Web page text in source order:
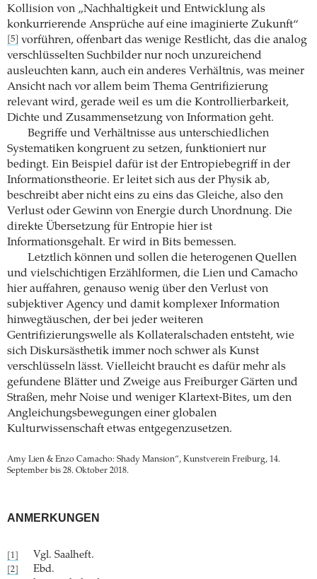
Kollision von „Nachhaltigkeit und Entwicklung als
konkurrierende Ansprüche auf eine imaginierte Zukunft“
[5]
vorführen, offenbart das wenige Restlicht, das die analog
verschlüsselten Suchbilder nur noch unzureichend
ausleuchten kann, auch ein anderes Verhältnis, was meiner
Ansicht nach vor allem beim Thema Gentrifizierung
relevant wird, gerade weil es um die Kontrollierbarkeit,
Dichte und Zusammensetzung von Information geht.
Begriffe und Verhältnisse aus unterschiedlichen
Systematiken kongruent zu setzen, funktioniert nur
bedingt. Ein Beispiel dafür ist der Entropiebegriff in der
Informationstheorie. Er leitet sich aus der Physik ab,
beschreibt aber nicht eins zu eins das Gleiche, also den
Verlust oder Gewinn von Energie durch Unordnung. Die
direkte Übersetzung für Entropie hier ist
Informationsgehalt. Er wird in Bits bemessen.
Letztlich können und sollen die heterogenen Quellen
und vielschichtigen Erzählformen, die Lien und Camacho
hier auffahren, genauso wenig über den Verlust von
subjektiver Agency und damit komplexer Information
hinwegtäuschen, der bei jeder weiteren
Gentrifizierungswelle als Kollateralschaden entsteht, wie
sich Diskursästhetik immer noch schwer als Kunst
verschlüsseln lässt. Vielleicht braucht es dafür mehr als
gefundene Blätter und Zweige aus Freiburger Gärten und
Straßen, mehr Noise und weniger Klartext-Bites, um den
Angleichungsbewegungen einer globalen
Kulturwissenschaft etwas entgegenzusetzen.
Amy Lien & Enzo Camacho: Shady Mansion“, Kunstverein Freiburg, 14.
September bis 28. Oktober 2018.
ANMERKUNGEN
[1] Vgl. Saalheft.
[2] Ebd.